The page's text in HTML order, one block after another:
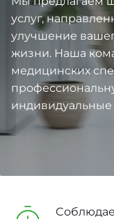
услуг,
улучшение
жизни. Наша
медицинских
индивидуальные